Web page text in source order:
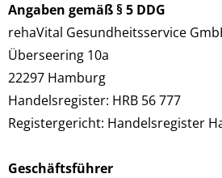
Angaben gemäß § 5 DDG
rehaVital Gesundheitsservice
Überseering 10a
22297 Hamburg
Handelsregister: HRB 56 777
Registergericht: Handelsregister
Geschäftsführer